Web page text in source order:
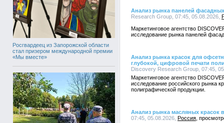
Росгвардеец из Запорожской области
стал призером международной премии
«Мы вместе»
Анализ рынка панелей
Research Group, 07:45, 05.08.2026,
Маркетинговое агентство
исследование рынка панелей
Анализ рынка красок для
глубокой, цифровой печати
Discovery Research Group, 07:45,
Маркетинговое агентство
исследование российского рынка
полиграфической продукции.
Анализ рынка масляных красок
07:45, 05.08.2026, Россия